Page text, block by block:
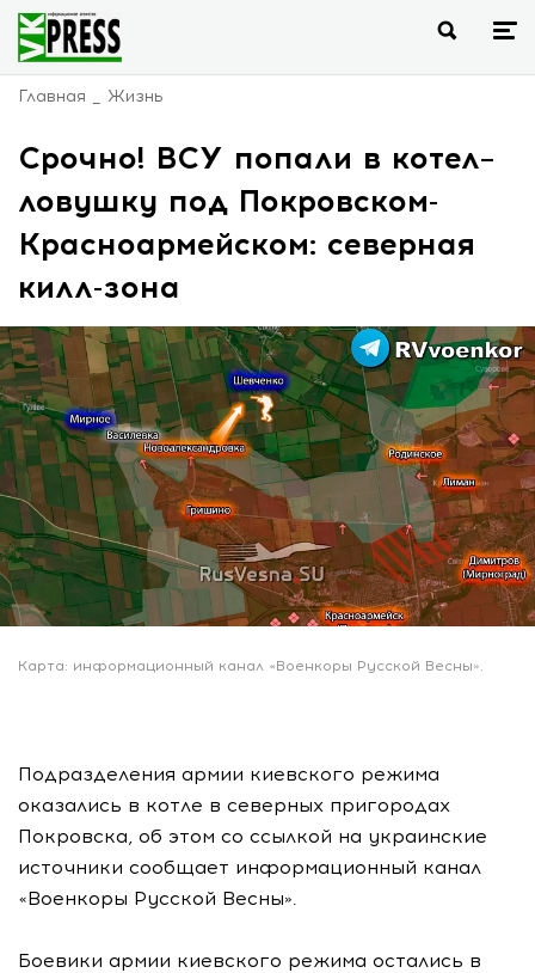
Главная Жизнь
Срочно! ВСУ попали в котел–
ловушку под Покровском-
Красноармейском: северная
килл-зона
Карта: информационный канал «Военкоры Русской Весны».
Подразделения армии киевского режима
оказались в котле в северных пригородах
Покровска, об этом со ссылкой на украинские
источники сообщает информационный канал
«Военкоры Русской Весны».
Боевики армии киевского режима остались в